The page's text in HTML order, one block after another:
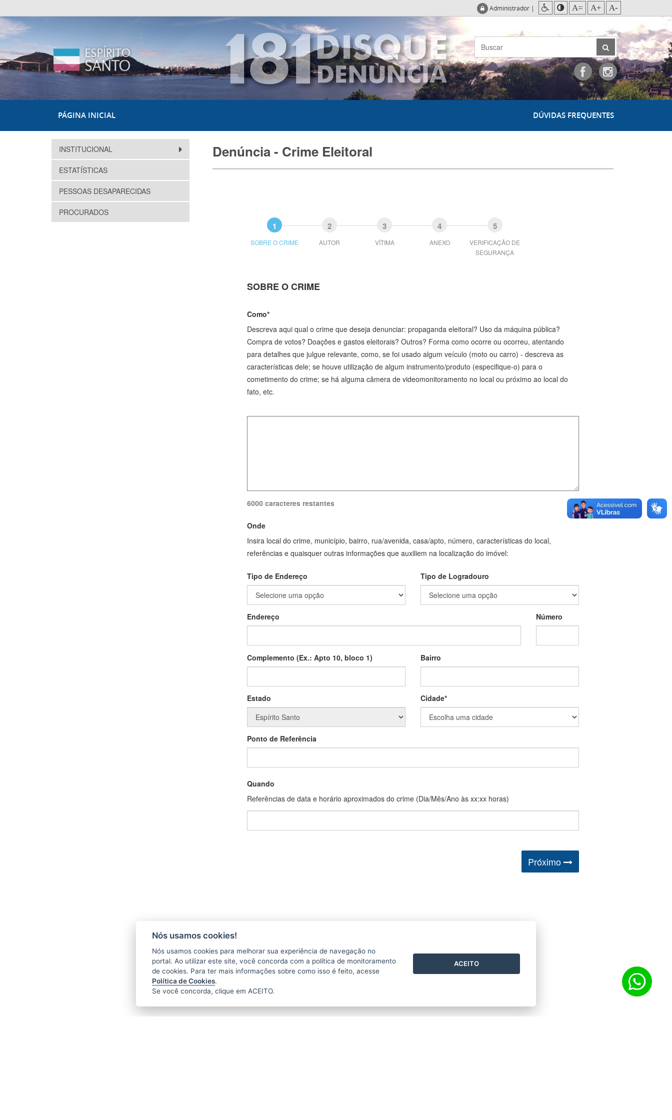
Administrador | A= A+ A-
PÁGINA INICIAL DÚVIDAS FREQUENTES
INSTITUCIONAL
ESTATÍSTICAS
PESSOAS DESAPARECIDAS
PROCURADOS
Denúncia - Crime Eleitoral
SOBRE O CRIME AUTOR VÍTIMA ANEXO
VERIFICAÇÃO DE
SEGURANÇA
SOBRE O CRIME
Como*
Descreva aqui qual o crime que deseja denunciar: propaganda eleitoral? Uso da máquina pública?
Compra de votos? Doações e gastos eleitorais? Outros? Forma como ocorre ou ocorreu, atentando
para detalhes que julgue relevante, como, se foi usado algum veículo (moto ou carro) - descreva as
características dele; se houve utilização de algum instrumento/produto (especifique-o) para o
cometimento do crime; se há alguma câmera de videomonitoramento no local ou próximo ao local do
fato, etc.
6000 caracteres restantes
Onde
Insira local do crime, município, bairro, rua/avenida, casa/apto, número, características do local,
referências e quaisquer outras informações que auxiliem na localização do imóvel:
Tipo de Endereço Tipo de Logradouro
Endereço Número
Complemento (Ex.: Apto 10, bloco 1) Bairro
Estado Cidade*
Ponto de Referência
Quando
Referências de data e horário aproximados do crime (Dia/Mês/Ano às xx:xx horas)
Próximo
Nós usamos cookies!
Nós usamos cookies para melhorar sua experiência de navegação no
portal. Ao utilizar este site, você concorda com a política de monitoramento
de cookies. Para ter mais informações sobre como isso é feito, acesse
Política de Cookies.
Se você concorda, clique em ACEITO.
ACEITO